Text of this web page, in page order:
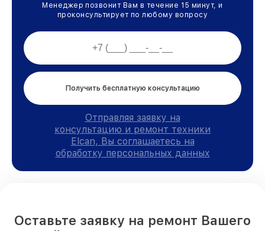
Менеджер позвонит Вам в течение 15 минут, и
проконсультирует по любому вопросу
Получить бесплатную консультацию
Отправляя заявку на
консультацию и ремонт техники
Elcan, Вы соглашаетесь на
обработку персональных данных
Оставьте заявку на ремонт Вашего